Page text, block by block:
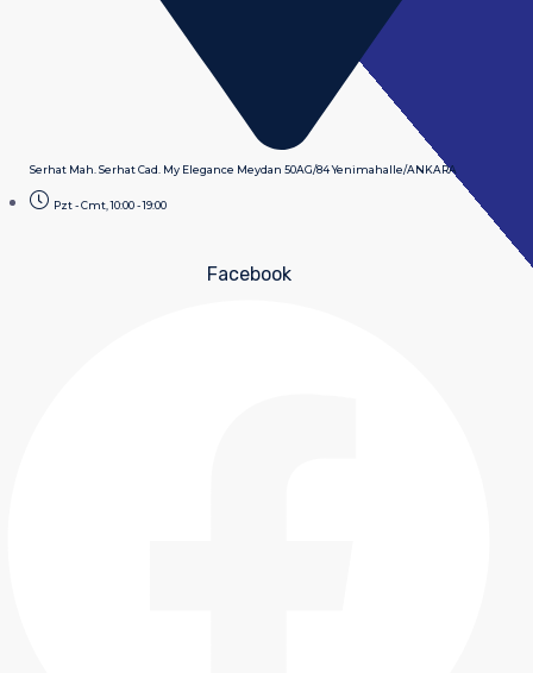
Serhat Mah. Serhat Cad. My Elegance Meydan 50AG/84 Yenimahalle/ANKARA
Pzt - Cmt, 10:00 - 19:00
Facebook